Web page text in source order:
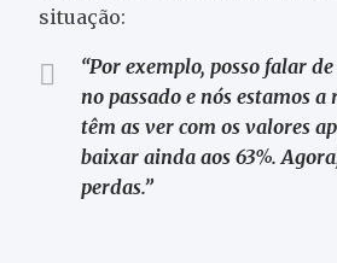
situação:
“Por exemplo, posso falar
no passado e nós estamos
têm as ver com os valores
baixar ainda aos 63%.
perdas.”